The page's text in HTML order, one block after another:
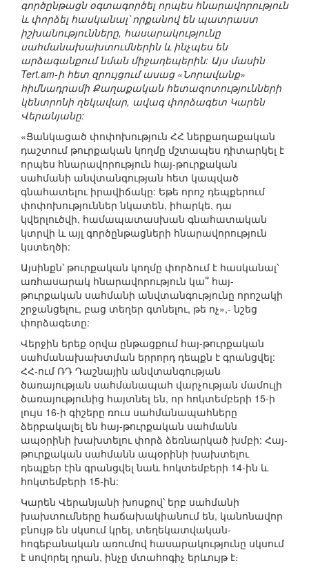
գործընթացն օգտագործել որպես հնարավորություն
և փորձել հասկանալ՝ որքանով են պատրաստ
իշխանությունները, հասարակությունը
սահմանախախտումներին և ինչպես են
արձագանքում նման միջադեպերին: Այս մասին
Tert.am-ի հետ զրույցում ասաց «Նորավանք»
հիմնադրամի Քաղաքական հետազոտությունների
կենտրոնի ղեկավար, ավագ փորձագետ Կարեն
Վերանյանը:
«Ցանկացած փոփոխություն ՀՀ ներքաղաքական
դաշտում թուրքական կողմը մշտապես դիտարկել է
որպես հնարավորություն հայ-թուրքական
սահմանի անվտանգության հետ կապված
գնահատելու իրավիճակը: Եթե որոշ դեպքերում
փոփոխություններ նկատեն, իհարկե, դա
կվերլուծվի, համապատասխան գնահատական
կտրվի և այլ գործընթացների հնարավորություն
կստեղծի:
Այսինքն՝ թուրքական կողմը փորձում է հասկանալ՝
առհասարակ հնարավորություն կա՞ հայ-
թուրքական սահմանի անվտանգությունը որոշակի
շրջանցելու, բաց տեղեր գտնելու, թե ոչ»,- նշեց
փորձագետը:
Վերջին երեք օրվա ընթացքում հայ-թուրքական
սահմանախախտման երրորդ դեպքն է գրանցվել:
ՀՀ-ում ՌԴ Դաշնային անվտանգության
ծառայության սահմանապահ վարչության մամուլի
ծառայությունից հայտնել են, որ հոկտեմբերի 15-ի
լույս 16-ի գիշերը ռուս սահմանապահները
ձերբակալել են հայ-թուրքական սահմանն
ապօրինի խախտելու փորձ ձեռնարկած խմբի: Հայ-
թուրքական սահմանն ապօրինի խախտելու
դեպքեր էին գրանցվել նաև հոկտեմբերի 14-ին և
հոկտեմբերի 15-ին:
Կարեն Վերանյանի խոսքով՝ երբ սահմանի
խախտումները հաճախակիանում են, կանոնավոր
բնույթ են սկսում կրել, տեղեկատվական-
հոգեբանական առումով հասարակությունը սկսում
է սովորել դրան, ինչը մտահոգիչ երևույթ է։